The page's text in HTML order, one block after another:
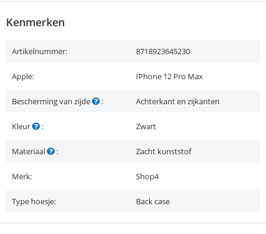
Kenmerken
Artikelnummer: 8718923645230
Apple: IPhone 12 Pro Max
Bescherming van zijde : Achterkant en zijkanten
Kleur : Zwart
Materiaal : Zacht kunststof
Merk: Shop4
Type hoesje: Back case